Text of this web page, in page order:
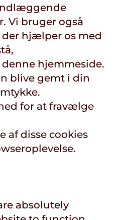
Vi bruger også
hjælper os med
hjemmeside.
blive gemt i din
for at fravælge
af disse cookies
absolutely